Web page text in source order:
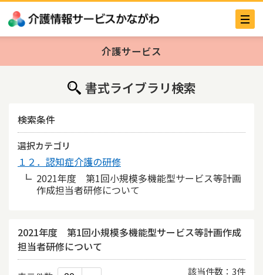
介護サービス
書式ライブラリ検索
検索条件
選択カテゴリ
１２．認知症介護の研修
2021年度 第1回小規模多機能型サービス等計画
作成担当者研修について
2021年度 第1回小規模多機能型サービス等計画作成
担当者研修について
該当件数 3件